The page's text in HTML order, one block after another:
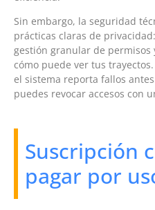
Sin embargo, la seguridad
prácticas claras de
gestión granular de
cómo puede ver tus
el sistema reporta fallos
puedes revocar accesos con
Suscripción
pagar por